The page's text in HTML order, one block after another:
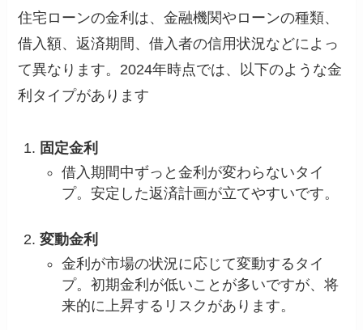
住宅ローンの金利は、金融機関やローンの種類、
借入額、返済期間、借入者の信用状況などによっ
て異なります。2024年時点では、以下のような金
利タイプがあります
固定金利
借入期間中ずっと金利が変わらないタイ
プ。安定した返済計画が立てやすいです。
変動金利
金利が市場の状況に応じて変動するタイ
プ。初期金利が低いことが多いですが、将
来的に上昇するリスクがあります。